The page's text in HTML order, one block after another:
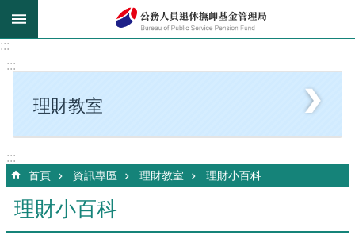
跳到主要內容區塊
:::
:::
理財教室
:::
首頁 資訊專區 理財教室 理財小百科
理財小百科